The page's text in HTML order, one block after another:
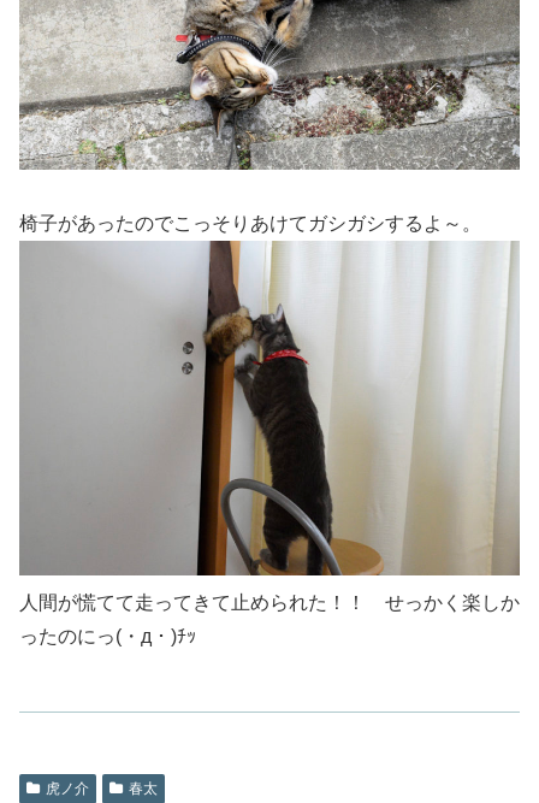
椅子があったのでこっそりあけてガシガシするよ～。
人間が慌てて走ってきて止められた！！ せっかく楽しか
ったのにっ(・д・)ﾁｯ
虎ノ介 春太